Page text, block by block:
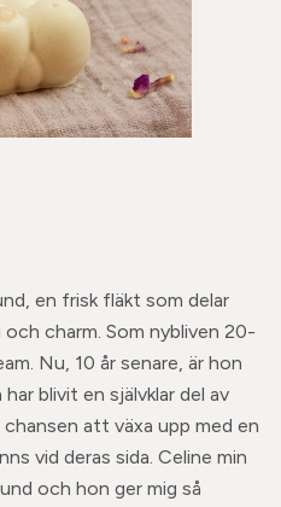
en frisk fläkt som delar
charm. Som nybliven 20-
Nu, 10 år senare, är hon
blivit en självklar del av
att växa upp med en
vid deras sida. Celine min
och hon ger mig så